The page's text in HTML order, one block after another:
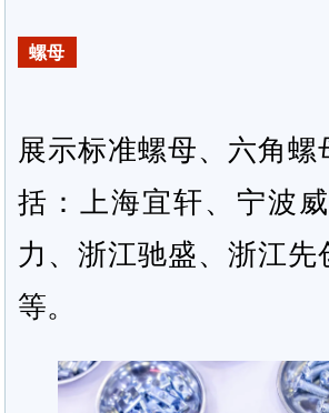
螺母
展示标准螺母、六角
括：上海宜轩、宁波
力、浙江驰盛、浙江
等。